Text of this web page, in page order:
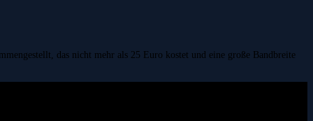
das nicht mehr als 25 Euro kostet und eine große Bandbreite